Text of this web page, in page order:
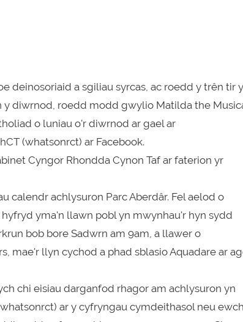
deinosoriaid a sgiliau syrcas, ac roedd y trên tir
diwrnod, roedd modd gwylio Matilda the
o luniau o'r diwrnod ar gael ar
(whatsonrct) ar Facebook.
Cyngor Rhondda Cynon Taf ar faterion yr
calendr achlysuron Parc Aberdâr. Fel aelod o
yma'n llawn pobl yn mwynhau'r hyn sydd
bob bore Sadwrn am 9am, a llawer o
mae'r llyn cychod a phad sblasio Aquadare ar
chi eisiau darganfod rhagor am achlysuron yn
ar y cyfryngau cymdeithasol neu